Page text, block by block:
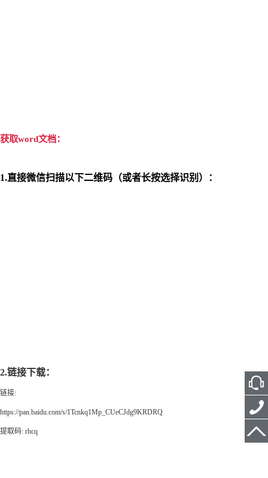
获取word文档：
1.直接微信扫描以下二维码（或者长按选择识别）：
2.链接下载：
链接:
https://pan.baidu.com/s/1Tcnkq1Mp_CUeCJdg9KRDRQ
提取码: rhcq